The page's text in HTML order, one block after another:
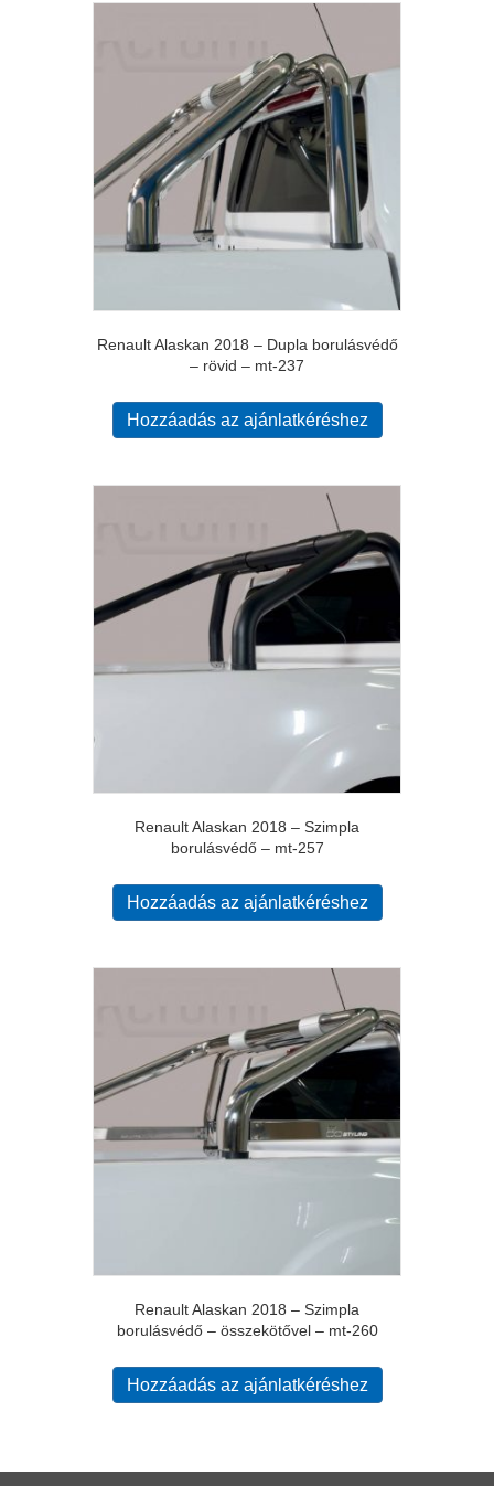
Renault Alaskan 2018 – Dupla borulásvédő
– rövid – mt-237
Hozzáadás az ajánlatkéréshez
Renault Alaskan 2018 – Szimpla
borulásvédő – mt-257
Hozzáadás az ajánlatkéréshez
Renault Alaskan 2018 – Szimpla
borulásvédő – összekötővel – mt-260
Hozzáadás az ajánlatkéréshez